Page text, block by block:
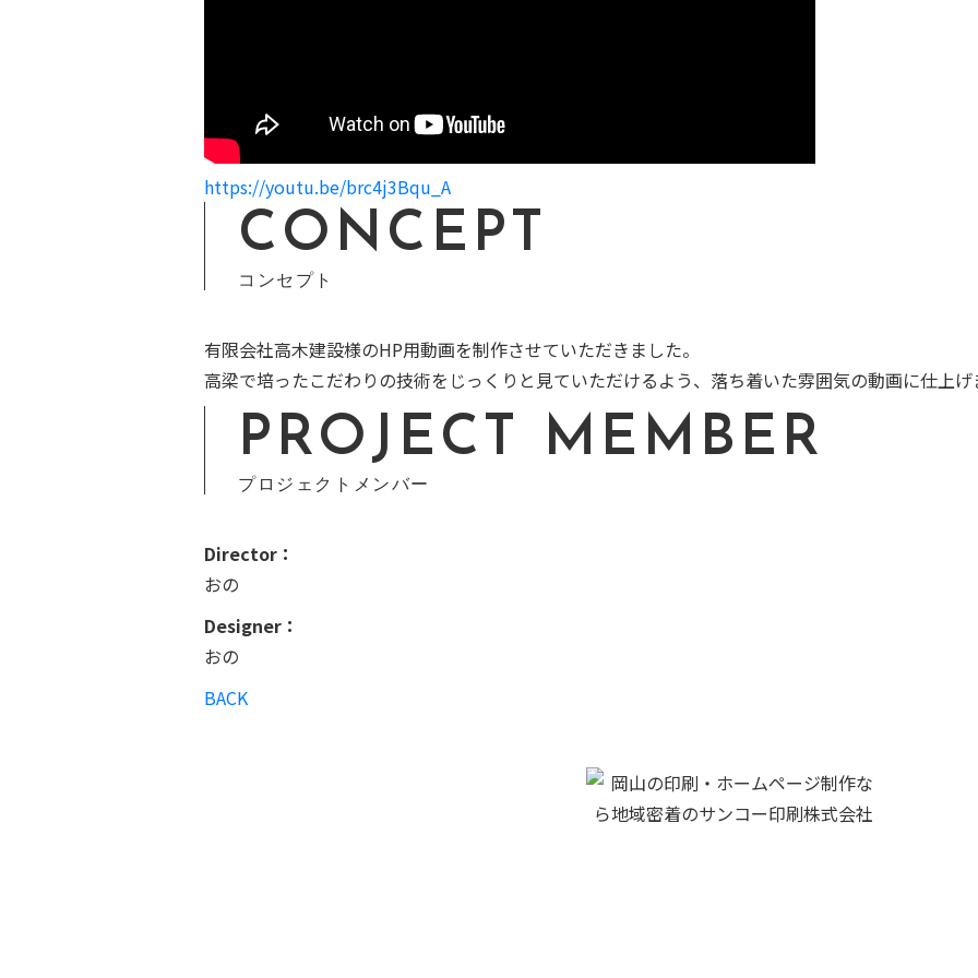
https://youtu.be/brc4j3Bqu_A
CONCEPT
コンセプト
有限会社高木建設様のHP用動画を制作させていただきました。
高梁で培ったこだわりの技術をじっくりと見ていただけるよう、落ち着いた雰囲気の動画に仕上
PROJECT MEMBER
プロジェクトメンバー
Director：
おの
Designer：
おの
BACK